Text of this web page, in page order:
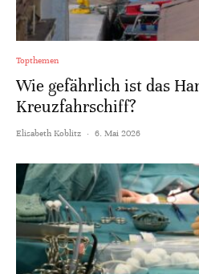
Topthemen
Wie gefährlich ist das
Kreuzfahrschiff?
Elisabeth Koblitz · 6. Mai 2026